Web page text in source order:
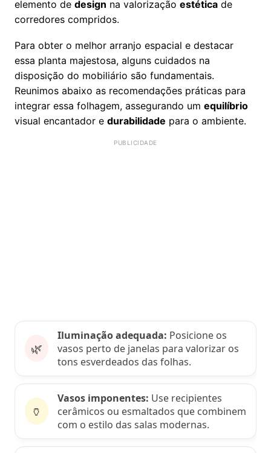
elemento de design na valorização estética de
corredores compridos.
Para obter o melhor arranjo espacial e destacar
essa planta majestosa, alguns cuidados na
disposição do mobiliário são fundamentais.
Reunimos abaixo as recomendações práticas para
integrar essa folhagem, assegurando um equilíbrio
visual encantador e durabilidade para o ambiente.
🌿
Iluminação adequada: Posicione os
vasos perto de janelas para valorizar os
tons esverdeados das folhas.
🏺
Vasos imponentes: Use recipientes
cerâmicos ou esmaltados que combinem
com o estilo das salas modernas.